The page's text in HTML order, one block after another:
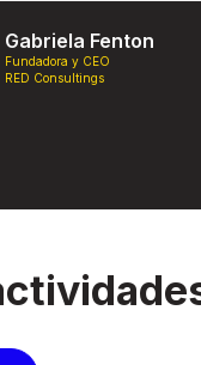
Gabriela Fenton
Fundadora y CEO
RED Consultings